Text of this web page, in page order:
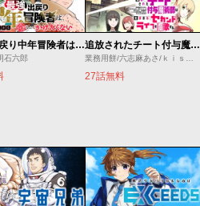
最強出戻り中年冒険者は、今さら命なんてかけたくない
石六郎
追放されたチート付与魔術師は気ままなセカンドライフを謳歌する。 ～俺は武器だけじゃなく、あらゆるものに『強化ポイント』を付与できるし、俺の意思でいつでも効果を解除できるけど、残った人たち大丈夫？～
27話無料